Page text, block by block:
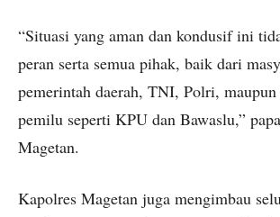
“Situasi yang aman dan kondusif ini
peran serta semua pihak, baik dari
pemerintah daerah, TNI, Polri, maupun
pemilu seperti KPU dan Bawaslu,”
Magetan.
Kapolres Magetan juga mengimbau